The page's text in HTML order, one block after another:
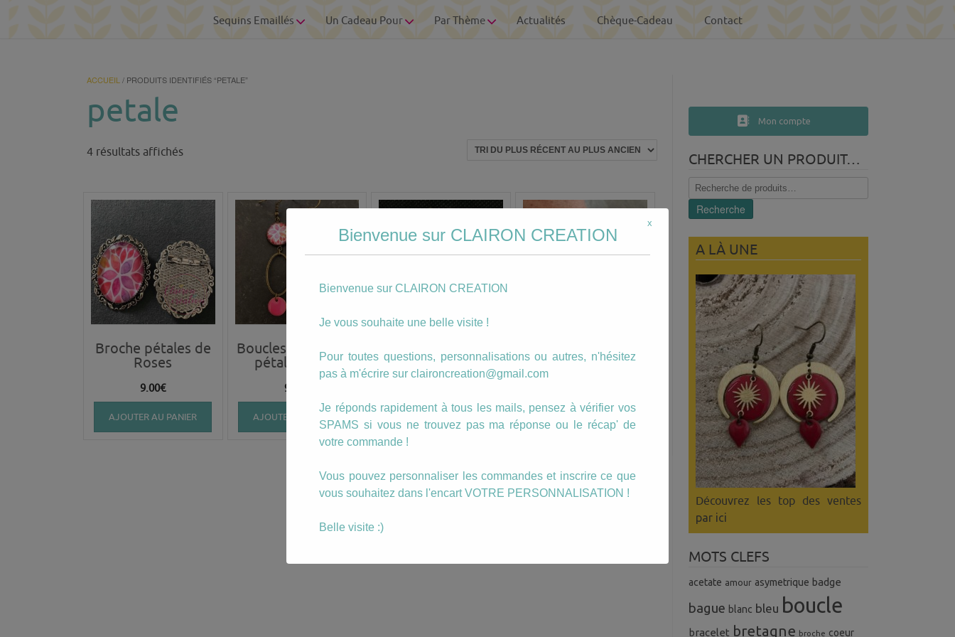
Sequins Emaillés Un Cadeau Pour Par Thème Actualités Chèque-Cadeau Contact
ACCUEIL / PRODUITS IDENTIFIÉS “PETALE”
petale
4 résultats affichésTrié
récent
au
plus
ancien
Broche pétales de
Roses
9.00€
AJOUTER AU PANIER
Boucles pendantes
pétales roses
9.00
AJOUTER AU PANIER
Boucles goutte
pétales de roses
Manchette pétales
rose orange noir
Mon compte
CHERCHER UN PRODUIT…
Recherche
pour :
Recherche
A LÀ UNE
Découvrez les top des ventes
par ici
MOTS CLEFS
acetate amour asymetrique badge
bague blanc bleu boucle
bracelet bretagne broche coeur
Bienvenue sur CLAIRON CREATION
Bienvenue sur CLAIRON CREATION
Je vous souhaite une belle visite !
Pour toutes questions, personnalisations ou autres, n'hésitez
pas à m'écrire sur claironcreation@gmail.com
Je réponds rapidement à tous les mails, pensez à vérifier vos
SPAMS si vous ne trouvez pas ma réponse ou le récap' de
votre commande !
Vous pouvez personnaliser les commandes et inscrire ce que
vous souhaitez dans l'encart VOTRE PERSONNALISATION !
Belle visite :)
x